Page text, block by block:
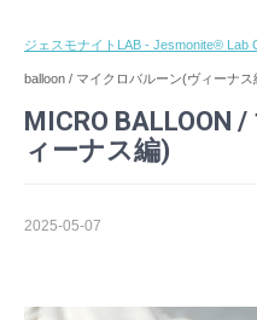
ジェスモナイトLAB - Jesmonite® Lab
balloon / マイクロバルーン(ヴィーナス
MICRO BALLOON
ィーナス編)
2025-05-07